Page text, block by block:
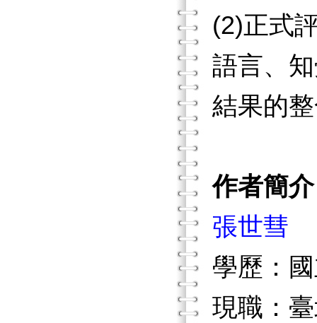
(2)正式
語言、
結果的
作者簡介
張世彗
學歷：
現職：